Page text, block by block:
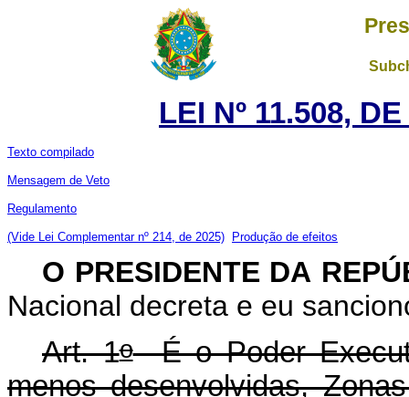
LEI Nº 11.508,
Texto compilado
Mensagem de Veto
Regulamento
(Vide Lei Complementar nº 214, de 2025) Produção de efeitos
O PRESIDENTE DA
Nacional decreta e eu
Art. 1oÉ o Poder
menos desenvolvidas,